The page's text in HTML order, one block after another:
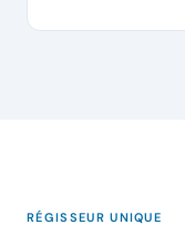
RÉGISSEUR UNIQUE